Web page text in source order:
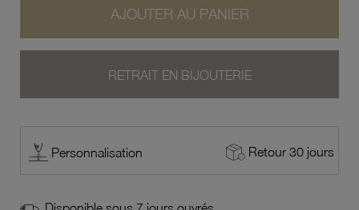
AJOUTER AU PANIER
RETRAIT EN BIJOUTERIE
Personnalisation Retour 30 jours